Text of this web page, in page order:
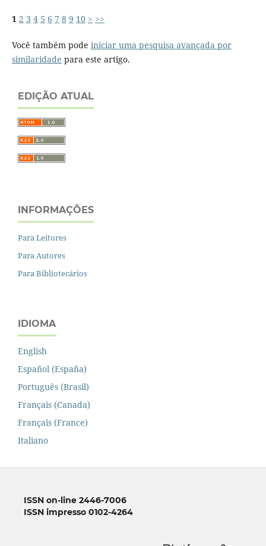
1 2 3 4 5 6 7 8 9 10 > >>
Você também pode iniciar uma pesquisa avançada por
similaridade para este artigo.
EDIÇÃO ATUAL
INFORMAÇÕES
Para Leitores
Para Autores
Para Bibliotecários
IDIOMA
English
Español (España)
Português (Brasil)
Français (Canada)
Français (France)
Italiano
ISSN on-line 2446-7006
ISSN impresso 0102-4264